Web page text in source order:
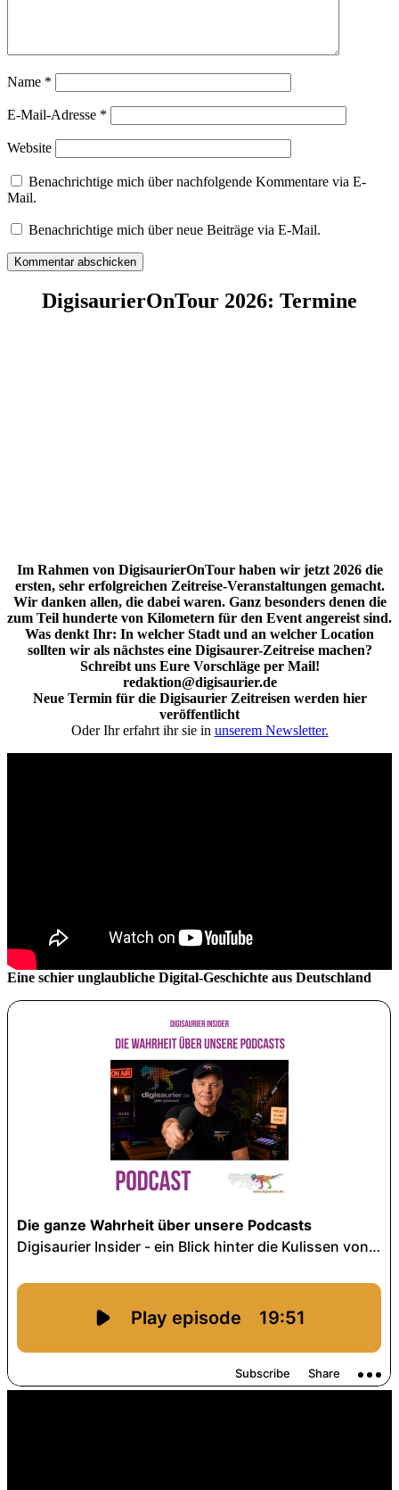
Name *
E-Mail-Adresse *
Website
Benachrichtige mich über nachfolgende Kommentare via E-
Mail.
Benachrichtige mich über neue Beiträge via E-Mail.
DigisaurierOnTour 2026: Termine
Im Rahmen von DigisaurierOnTour haben wir jetzt 2026 die
ersten, sehr erfolgreichen Zeitreise-Veranstaltungen gemacht.
Wir danken allen, die dabei waren. Ganz besonders denen die
zum Teil hunderte von Kilometern für den Event angereist sind.
Was denkt Ihr: In welcher Stadt und an welcher Location
sollten wir als nächstes eine Digisaurer-Zeitreise machen?
Schreibt uns Eure Vorschläge per Mail!
redaktion@digisaurier.de
Neue Termin für die Digisaurier Zeitreisen werden hier
veröffentlicht
Oder Ihr erfahrt ihr sie in unserem Newsletter.
Eine schier unglaubliche Digital-Geschichte aus Deutschland